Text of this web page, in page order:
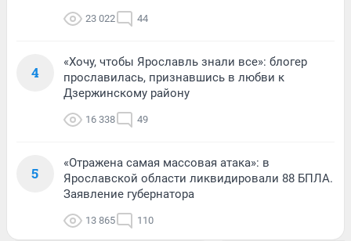
23 022 44
4
«Хочу, чтобы Ярославль знали все»: блогер
прославилась, признавшись в любви к
Дзержинскому району
16 338 49
5
«Отражена самая массовая атака»: в
Ярославской области ликвидировали 88 БПЛА.
Заявление губернатора
13 865 110